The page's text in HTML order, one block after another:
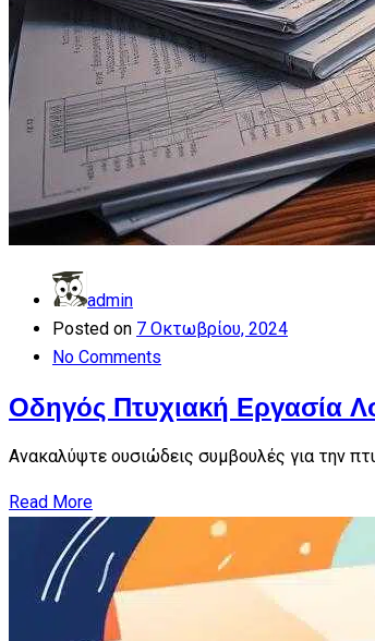
admin
Posted on 7 Οκτωβρίου, 2024
No Comments
Οδηγός Πτυχιακή Εργασία
Ανακαλύψτε ουσιώδεις συμβουλές για την
Read More